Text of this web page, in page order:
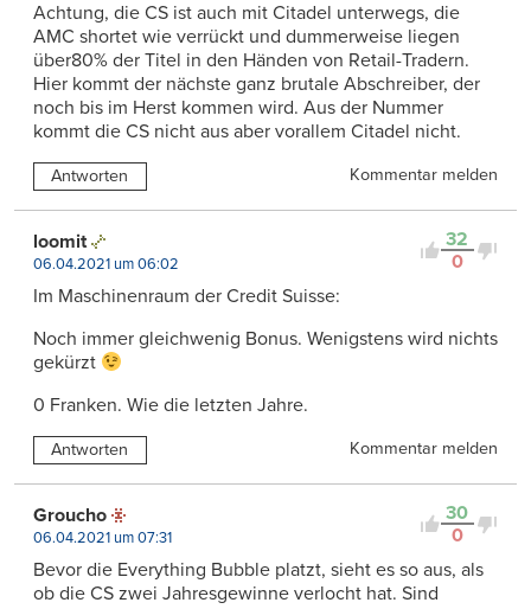
Achtung, die CS ist auch mit Citadel unterwegs, die
AMC shortet wie verrückt und dummerweise liegen
über80% der Titel in den Händen von Retail-Tradern.
Hier kommt der nächste ganz brutale Abschreiber, der
noch bis im Herst kommen wird. Aus der Nummer
kommt die CS nicht aus aber vorallem Citadel nicht.
Antworten Kommentar melden
32
0
loomit
06.04.2021 um 06:02
Im Maschinenraum der Credit Suisse:
Noch immer gleichwenig Bonus. Wenigstens wird nichts
gekürzt
0 Franken. Wie die letzten Jahre.
Antworten Kommentar melden
30
0
Groucho
06.04.2021 um 07:31
Bevor die Everything Bubble platzt, sieht es so aus, als
ob die CS zwei Jahresgewinne verlocht hat. Sind